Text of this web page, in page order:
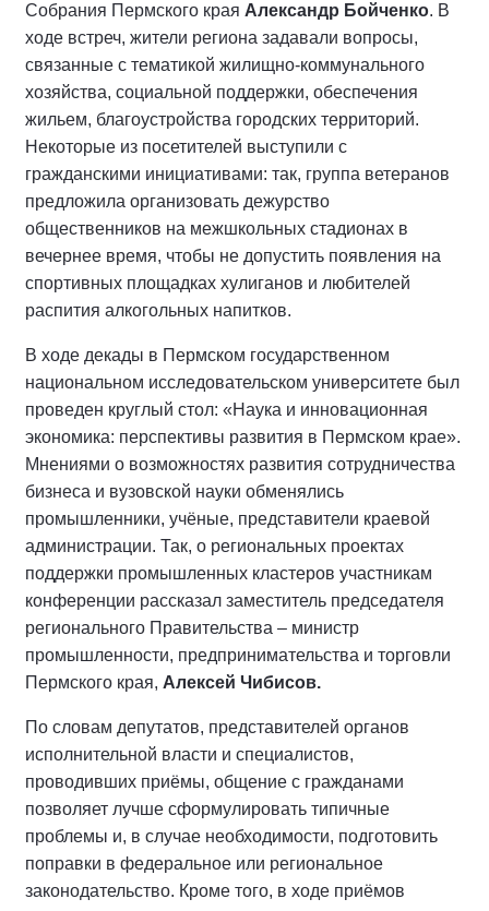
Собрания Пермского края Александр Бойченко. В
ходе встреч, жители региона задавали вопросы,
связанные с тематикой жилищно-коммунального
хозяйства, социальной поддержки, обеспечения
жильем, благоустройства городских территорий.
Некоторые из посетителей выступили с
гражданскими инициативами: так, группа ветеранов
предложила организовать дежурство
общественников на межшкольных стадионах в
вечернее время, чтобы не допустить появления на
спортивных площадках хулиганов и любителей
распития алкогольных напитков.
В ходе декады в Пермском государственном
национальном исследовательском университете был
проведен круглый стол: «Наука и инновационная
экономика: перспективы развития в Пермском крае».
Мнениями о возможностях развития сотрудничества
бизнеса и вузовской науки обменялись
промышленники, учёные, представители краевой
администрации. Так, о региональных проектах
поддержки промышленных кластеров участникам
конференции рассказал заместитель председателя
регионального Правительства – министр
промышленности, предпринимательства и торговли
Пермского края, Алексей Чибисов.
По словам депутатов, представителей органов
исполнительной власти и специалистов,
проводивших приёмы, общение с гражданами
позволяет лучше сформулировать типичные
проблемы и, в случае необходимости, подготовить
поправки в федеральное или региональное
законодательство. Кроме того, в ходе приёмов